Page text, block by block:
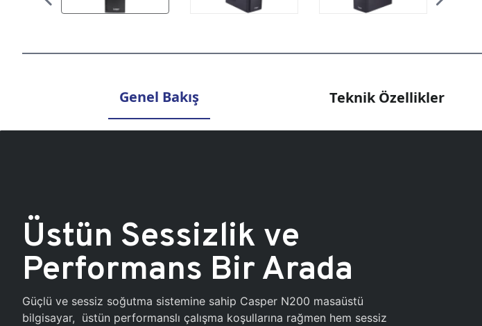
Genel Bakış Teknik Özellikler
Üstün Sessizlik ve
Performans Bir Arada
Güçlü ve sessiz soğutma sistemine sahip Casper N200 masaüstü
bilgisayar, üstün performanslı çalışma koşullarına rağmen hem sessiz